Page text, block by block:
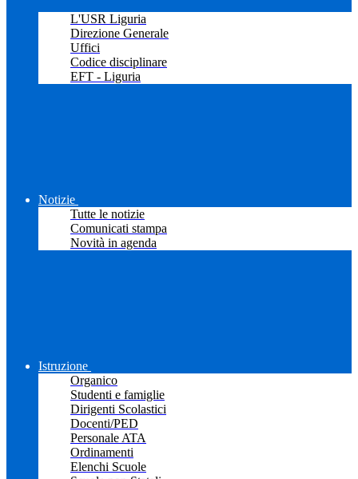
L'USR Liguria
Direzione Generale
Uffici
Codice disciplinare
EFT - Liguria
Notizie
Tutte le notizie
Comunicati stampa
Novità in agenda
Istruzione
Organico
Studenti e famiglie
Dirigenti Scolastici
Docenti/PED
Personale ATA
Ordinamenti
Elenchi Scuole